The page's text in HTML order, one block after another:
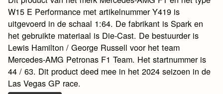
W15 E Performance met artikelnummer Y419 is
uitgevoerd in de schaal 1:64. De fabrikant is Spark en
het gebruikte materiaal is Die-Cast. De bestuurder is
Lewis Hamilton / George Russell voor het team
Mercedes-AMG Petronas F1 Team. Het startnummer is
44 / 63. Dit product deed mee in het 2024 seizoen in de
Las Vegas GP race.